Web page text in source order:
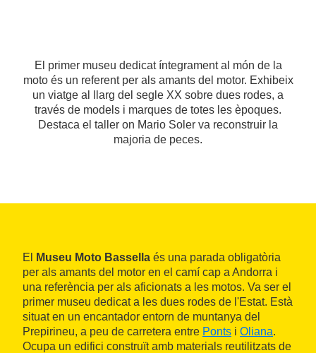
El primer museu dedicat íntegrament al món de la
moto és un referent per als amants del motor. Exhibeix
un viatge al llarg del segle XX sobre dues rodes, a
través de models i marques de totes les èpoques.
Destaca el taller on Mario Soler va reconstruir la
majoria de peces.
El Museu Moto Bassella és una parada obligatòria
per als amants del motor en el camí cap a Andorra i
una referència per als aficionats a les motos. Va ser el
primer museu dedicat a les dues rodes de l'Estat. Està
situat en un encantador entorn de muntanya del
Prepirineu, a peu de carretera entre Ponts i Oliana.
Ocupa un edifici construït amb materials reutilitzats de